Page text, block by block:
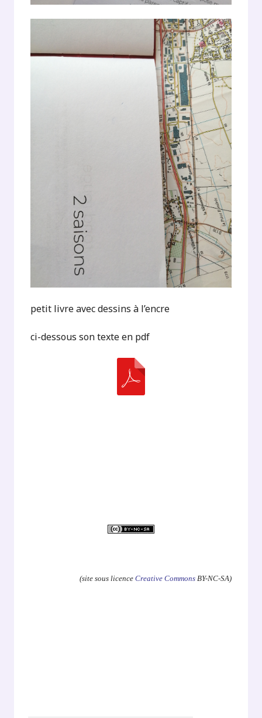
petit livre avec dessins à l’encre
ci-dessous son texte en pdf
(site sous licence Creative CommonsBY-NC-SA)